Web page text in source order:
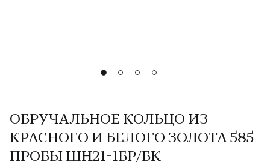
ОБРУЧАЛЬНОЕ КОЛЬЦО ИЗ
КРАСНОГО И БЕЛОГО ЗОЛОТА 585
ПРОБЫ ШН21-1БР/БК